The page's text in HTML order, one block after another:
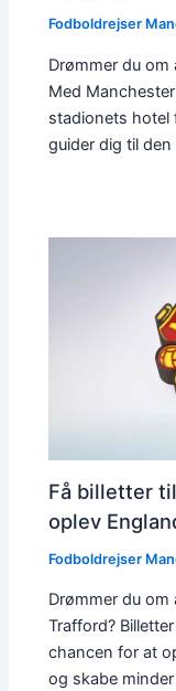
Fodboldrejser
Drømmer du om
Med
stadionets
guider dig til
Få billetter
oplev
Fodboldrejser
Drømmer du
Trafford?
chancen for at
og skabe